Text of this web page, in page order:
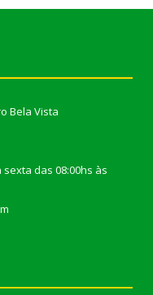
Bela Vista
das 08:00hs às